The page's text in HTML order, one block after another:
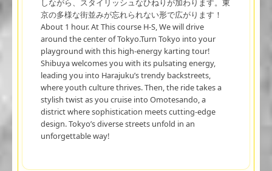
しながら、スタイリッシュなひねりが加わります。東
京の多様な街並みが忘れられない形で広がります！
About 1 hour. At This course H-S, We will drive
around the center of Tokyo.Turn Tokyo into your
playground with this high-energy karting tour!
Shibuya welcomes you with its pulsating energy,
leading you into Harajuku’s trendy backstreets,
where youth culture thrives. Then, the ride takes a
stylish twist as you cruise into Omotesando, a
district where sophistication meets cutting-edge
design. Tokyo’s diverse streets unfold in an
unforgettable way!